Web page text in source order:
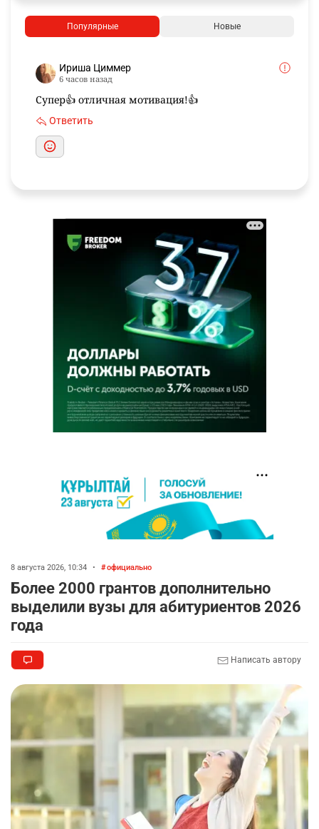
Популярные Новые
Ириша Циммер
6 часов назад
Супер👍 отличная мотивация!👍
Ответить
8 августа 2026, 10:34 • официально
Более 2000 грантов дополнительно
выделили вузы для абитуриентов 2026
года
Написать автору